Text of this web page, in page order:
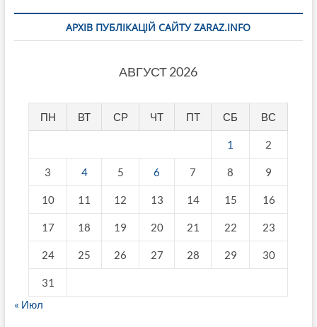
АРХІВ ПУБЛІКАЦІЙ САЙТУ ZARAZ.INFO
АВГУСТ 2026
ПН ВТ СР ЧТ ПТ СБ ВС
1 2
3 4 5 6 7 8 9
10 11 12 13 14 15 16
17 18 19 20 21 22 23
24 25 26 27 28 29 30
31
« Июл